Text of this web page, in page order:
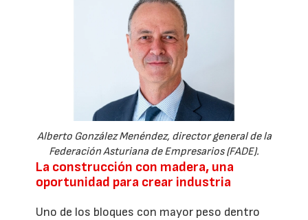
Alberto González Menéndez, director general de la
Federación Asturiana de Empresarios (FADE).
La construcción con madera, una
oportunidad para crear industria
Uno de los bloques con mayor peso dentro